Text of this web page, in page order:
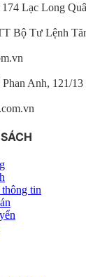
Lạc Long
Bộ Tư Lệnh
Anh, 121/
tin